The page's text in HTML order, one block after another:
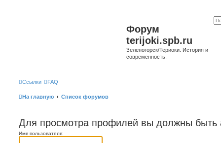
Форум
terijoki.spb.ru
Зеленогорск/Териоки. История и
современность.
Ссылки FAQ
На главную Список форумов
Для просмотра профилей вы должны быть
Имя пользователя: